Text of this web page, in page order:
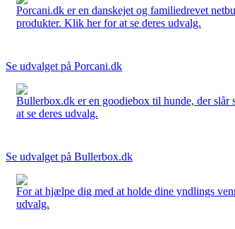
Porcani.dk er en danskejet og familiedrevet
produkter. Klik her for at se deres udvalg.
Se udvalget på Porcani.dk
Bullerbox.dk er en goodiebox til hunde, der slår
at se deres udvalg.
Se udvalget på Bullerbox.dk
For at hjælpe dig med at holde dine yndlings
udvalg.